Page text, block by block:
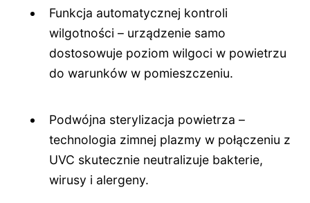
Funkcja automatycznej kontroli
wilgotności – urządzenie samo
dostosowuje poziom wilgoci w powietrzu
do warunków w pomieszczeniu.
Podwójna sterylizacja powietrza –
technologia zimnej plazmy w połączeniu z
UVC skutecznie neutralizuje bakterie,
wirusy i alergeny.